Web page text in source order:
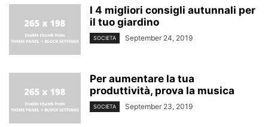
I 4 migliori consigli autunnali per
il tuo giardino
SOCIETA September 24, 2019
Per aumentare la tua
produttività, prova la musica
SOCIETA September 23, 2019